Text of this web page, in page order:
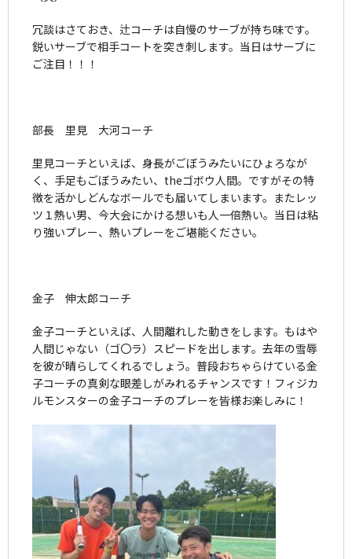
冗談はさておき、辻コーチは自慢のサーブが持ち味です。
鋭いサーブで相手コートを突き刺します。当日はサーブに
ご注目！！！
部長 里見 大河コーチ
里見コーチといえば、身長がごぼうみたいにひょろなが
く、手足もごぼうみたい、theゴボウ人間。ですがその特
徴を活かしどんなボールでも届いてしまいます。またレッ
ツ１熱い男、今大会にかける想いも人一倍熱い。当日は粘
り強いプレー、熱いプレーをご堪能ください。
金子 伸太郎コーチ
金子コーチといえば、人間離れした動きをします。もはや
人間じゃない（ゴ〇ラ）スピードを出します。去年の雪辱
を彼が晴らしてくれるでしょう。普段おちゃらけている金
子コーチの真剣な眼差しがみれるチャンスです！フィジカ
ルモンスターの金子コーチのプレーを皆様お楽しみに！